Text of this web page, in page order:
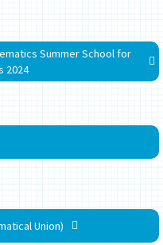
Summer School for
2024
Union)